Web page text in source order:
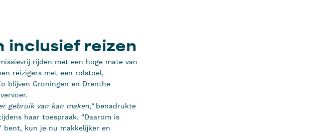
inclusief reizen
rijden met een hoge mate van
reizigers met een rolstoel,
blijven Groningen en Drenthe
gebruik van kan maken,”benadrukte
haar toespraak. “Daarom is
bent, kun je nu makkelijker en